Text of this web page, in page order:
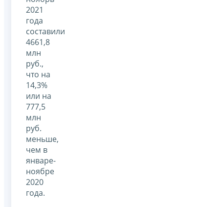
2021
года
составили
4661,8
млн
руб.,
что на
14,3%
или на
777,5
млн
руб.
меньше,
чем в
январе-
ноябре
2020
года.